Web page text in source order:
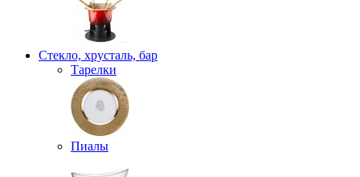
Стекло, хрусталь, бар
Тарелки
Пиалы